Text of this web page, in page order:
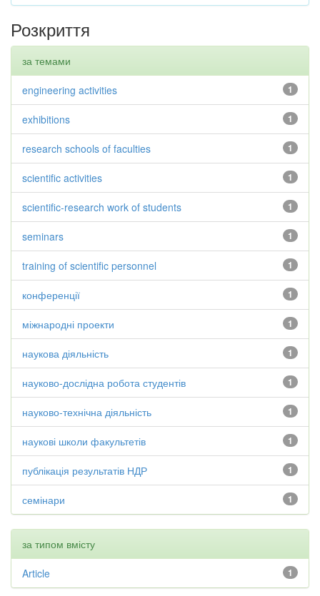
Розкриття
за темами
1
engineering activities
1
exhibitions
1
research schools of faculties
1
scientific activities
1
scientific-research work of students
1
seminars
1
training of scientific personnel
1
конференції
1
міжнародні проекти
1
наукова діяльність
1
науково-дослідна робота студентів
1
науково-технічна діяльність
1
наукові школи факультетів
1
публікація результатів НДР
1
семінари
за типом вмісту
1
Article